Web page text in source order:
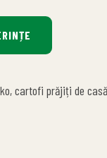
cartofi prăjiți de